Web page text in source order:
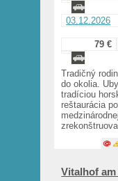
03.12.2026
79 €
Tradičný
do okolia.
tradíciou
reštaurácia
Vitalhof